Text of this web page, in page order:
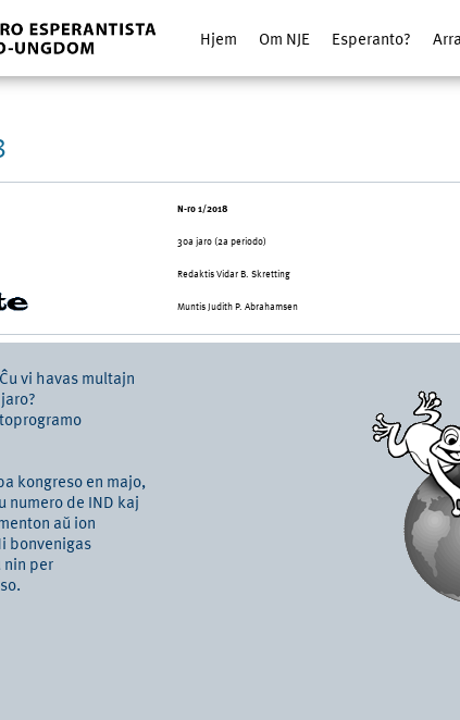
Hjem Om NJE Esperanto?
N-ro 1/2018
30a jaro (2a periodo)
Redaktis Vidar B. Skretting
Muntis Judith P. Abrahamsen
vi havas multajn
kongreso en majo,
numero de IND kaj
aŭ ion
bonvenigas
per